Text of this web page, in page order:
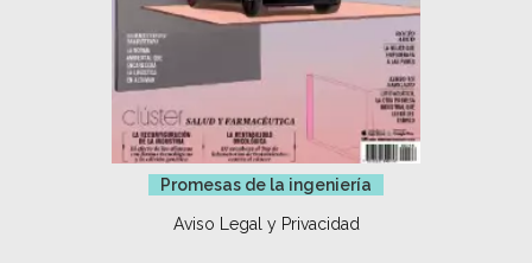
Promesas de la ingeniería
Aviso Legal y Privacidad